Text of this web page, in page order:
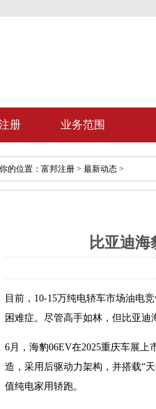
册 业务范围
你的位置： 富邦注册 > 最新动态 >
比亚迪
目前，10-15万纯电轿车市场油电
困难症。尽管高手如林，但比亚
6月，海豹06EV在2025重庆车展上
造，采用后驱动力架构，并搭载“
值纯电家用轿跑。